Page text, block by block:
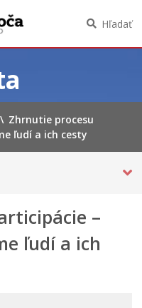
Hľadať
\ Zhrnutie procesu
ľudí a ich cesty
–
ľudí a ich